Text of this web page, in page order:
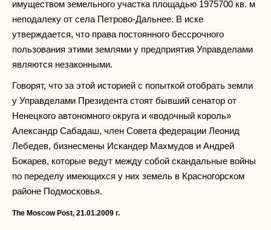
имуществом земельного участка площадью 1975700 кв. м
неподалеку от села Петрово-Дальнее. В иске
утверждается, что права постоянного бессрочного
пользования этими землями у предприятия Управделами
являются незаконными.
Говорят, что за этой историей с попыткой отобрать земли
у Управделами Президента стоят бывший сенатор от
Ненецкого автономного округа и «водочный король»
Александр Сабадаш, член Совета федерации Леонид
Лебедев, бизнесмены Искандер Махмудов и Андрей
Бокарев, которые ведут между собой скандальные войны
по переделу имеющихся у них земель в Красногорском
районе Подмосковья.
The Moscow Post, 21.01.2009 г.